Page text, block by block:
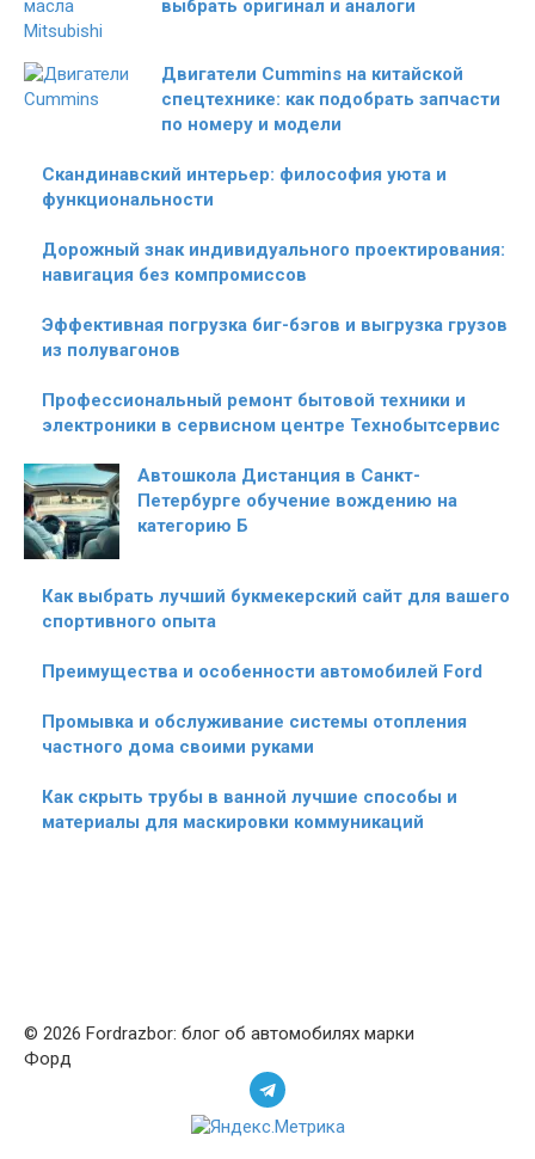
выбрать оригинал и аналоги
Двигатели Cummins на китайской
спецтехнике: как подобрать запчасти
по номеру и модели
Скандинавский интерьер: философия уюта и
функциональности
Дорожный знак индивидуального проектирования:
навигация без компромиссов
Эффективная погрузка биг-бэгов и выгрузка грузов
из полувагонов
Профессиональный ремонт бытовой техники и
электроники в сервисном центре Технобытсервис
Автошкола Дистанция в Санкт-
Петербурге обучение вождению на
категорию Б
Как выбрать лучший букмекерский сайт для вашего
спортивного опыта
Преимущества и особенности автомобилей Ford
Промывка и обслуживание системы отопления
частного дома своими руками
Как скрыть трубы в ванной лучшие способы и
материалы для маскировки коммуникаций
© 2026 Fordrazbor: блог об автомобилях марки
Форд